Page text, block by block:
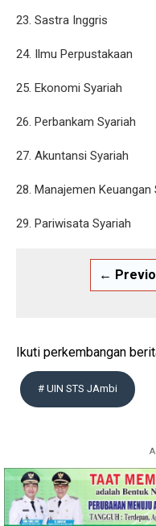
23. Sastra Inggris
24. Ilmu Perpustakaan
25. Ekonomi Syariah
26. Perbankam Syariah
27. Akuntansi Syariah
28. Manajemen Keuangan
29. Pariwisata Syariah
←
Ikuti perkembangan
# UIN STS JAmbi